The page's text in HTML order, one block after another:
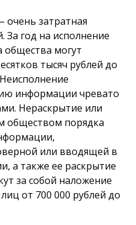
очень затратная
За год на исполнение
общества могут
тысяч рублей до
информации чревато
Нераскрытие или
обществом порядка
или вводящей в
а также ее раскрытие
за собой наложение
от 700 000 рублей до